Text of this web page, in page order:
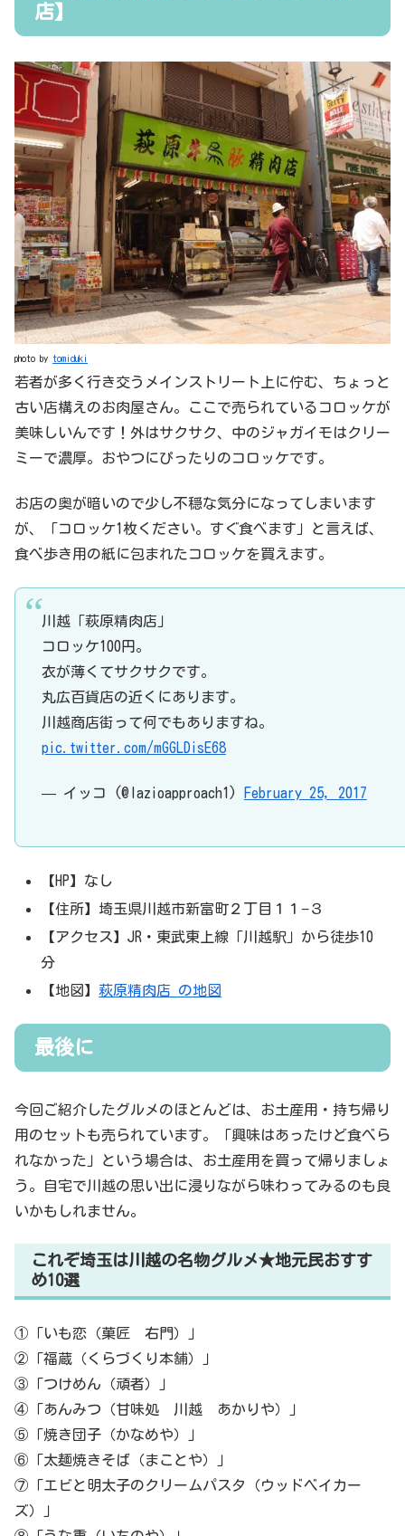
店】
photo by tomiduki
若者が多く行き交うメインストリート上に佇む、ちょっと
古い店構えのお肉屋さん。ここで売られているコロッケが
美味しいんです！外はサクサク、中のジャガイモはクリー
ミーで濃厚。おやつにぴったりのコロッケです。
お店の奥が暗いので少し不穏な気分になってしまいます
が、「コロッケ1枚ください。すぐ食べます」と言えば、
食べ歩き用の紙に包まれたコロッケを買えます。
川越「萩原精肉店」
コロッケ100円。
衣が薄くてサクサクです。
丸広百貨店の近くにあります。
川越商店街って何でもありますね。
pic.twitter.com/mGGLDisE68
— イッコ (@lazioapproach1) February 25, 2017
【HP】なし
【住所】埼玉県川越市新富町２丁目１１−３
【アクセス】JR・東武東上線「川越駅」から徒歩10
分
【地図】 萩原精肉店 の地図
最後に
今回ご紹介したグルメのほとんどは、お土産用・持ち帰り
用のセットも売られています。「興味はあったけど食べら
れなかった」という場合は、お土産用を買って帰りましょ
う。自宅で川越の思い出に浸りながら味わってみるのも良
いかもしれません。
これぞ埼玉は川越の名物グルメ★地元民おすす
め10選
①「いも恋（菓匠 右門）」
②「福蔵（くらづくり本舗）」
③「つけめん（頑者）」
④「あんみつ（甘味処 川越 あかりや）」
⑤「焼き団子（かなめや）」
⑥「太麺焼きそば（まことや）」
⑦「エビと明太子のクリームパスタ（ウッドベイカー
ズ）」